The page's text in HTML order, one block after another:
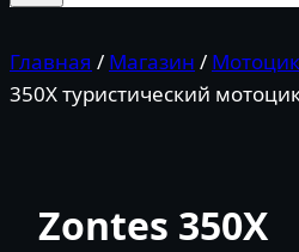
Главная / Магазин /
350X туристический
Zontes 350X